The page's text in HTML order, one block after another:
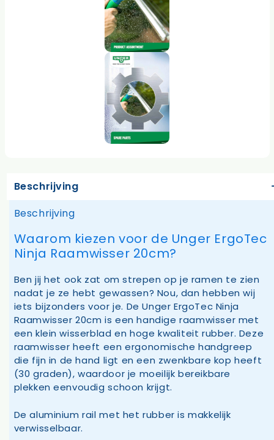
Beschrijving
Beschrijving
Waarom kiezen voor de Unger ErgoTec
Ninja Raamwisser 20cm?
Ben jij het ook zat om strepen op je ramen te zien
nadat je ze hebt gewassen? Nou, dan hebben wij
iets bijzonders voor je. De Unger ErgoTec Ninja
Raamwisser 20cm is een handige raamwisser met
een klein wisserblad en hoge kwaliteit rubber. Deze
raamwisser heeft een ergonomische handgreep
die fijn in de hand ligt en een zwenkbare kop heeft
(30 graden), waardoor je moeilijk bereikbare
plekken eenvoudig schoon krijgt.
De aluminium rail met het rubber is makkelijk
verwisselbaar.